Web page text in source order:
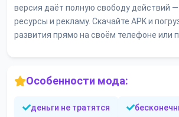
версия даёт полную свободу действий —
ресурсы и рекламу. Скачайте APK и
развития прямо на своём телефоне или
Особенности мода:
деньги не тратятся